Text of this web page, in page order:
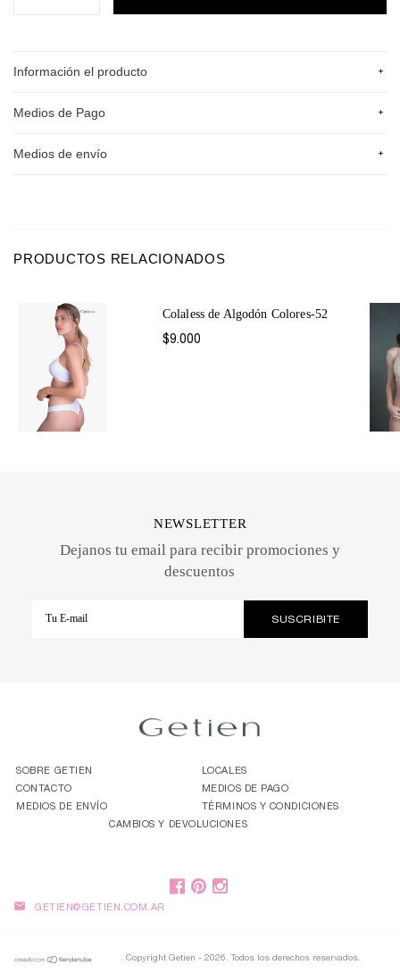
+
Información el producto
+
Medios de Pago
+
Medios de envío
PRODUCTOS RELACIONADOS
Colaless de Algodón Colores-52
$9.000
NEWSLETTER
Dejanos tu email para recibir promociones y
descuentos
SOBRE GETIEN
LOCALES
CONTACTO
MEDIOS DE PAGO
MEDIOS DE ENVÍO
TÉRMINOS Y CONDICIONES
CAMBIOS Y DEVOLUCIONES
 GETIEN@GETIEN.COM.AR
. Copyright Getien - 2026. Todos los derechos reservados.